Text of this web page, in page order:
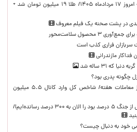
قیمت جدید طلا و سکه امروز ۱۷ مردادماه ۱۴۰۵/ طلا ۱۹ میلیون تومان شد +
در پشت صحنه یک فیلم معروف
۳ محصول سلامت‌محور
سربازان فراری کذب است
مازندرانی
که ۳۱ ساله شد
چگونه پدری بود؟
رشد بورس در اولین روز معاملات هفته/ شاخص کل وارد کانال ۵.۵ میلیون
ترامپ: تورم ایران که قبل از جنگ ۵ درصد بود را الان به ۳۰۰ درصد رسانده‌ایم!/
خود به دنبال چیست؟